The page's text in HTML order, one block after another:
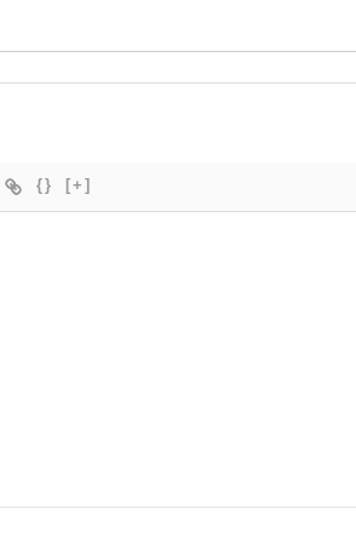
{} [+]